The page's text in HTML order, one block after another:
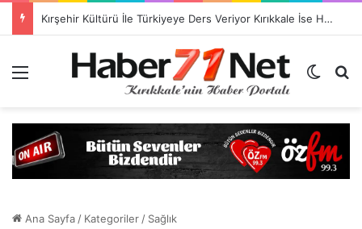
TSO Başkan Adayı Emrah Doğan’dan EXPOKALE Vizyonu
Dış
Ana Sayfa/ Kategoriler/ Sağlık